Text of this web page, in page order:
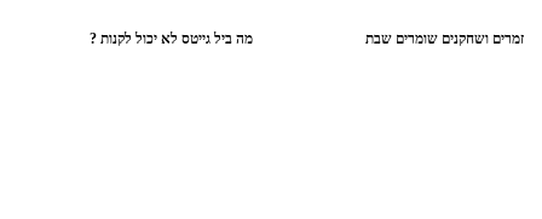
זמרים ושחקנים שומרים שבת מה ביל גייטס לא יכול לקנות ?